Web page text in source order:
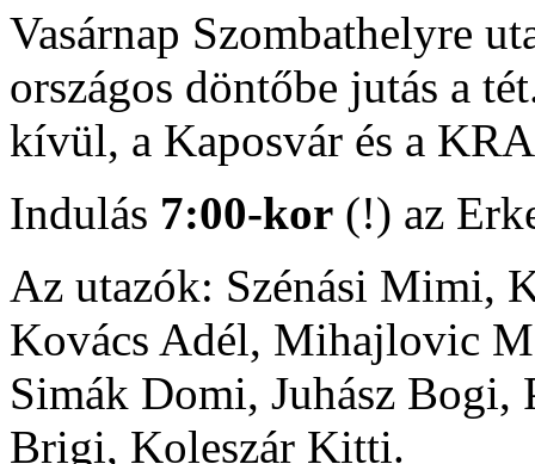
Vasárnap Szombathelyre
országos döntőbe jutás a
kívül, a Kaposvár és a
Indulás 7:00-kor (!) az
Az utazók: Szénási Mimi,
Kovács Adél, Mihajlovic
Simák Domi, Juhász Bogi,
Brigi, Koleszár Kitti.